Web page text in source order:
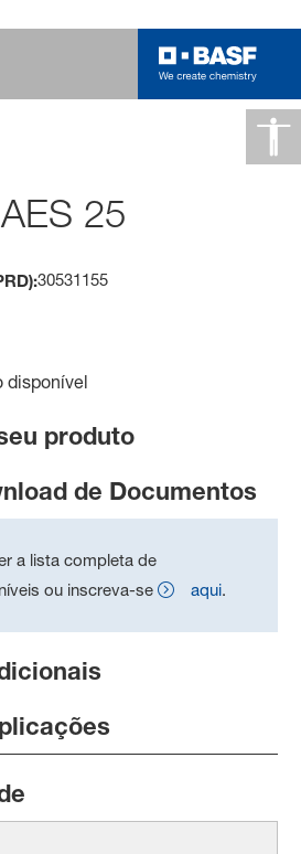
25
30531155
disponível
produto
de Documentos
a lista completa de
ou inscreva-se
aqui.